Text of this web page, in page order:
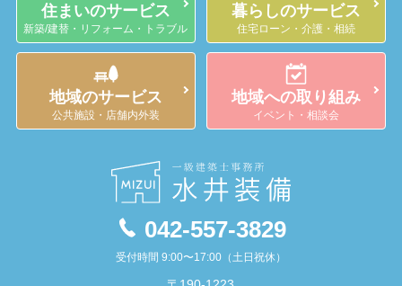
042-557-3829
受付時間 9:00〜17:00（土日祝休）
住まいのサービス
新築/建替・リフォーム・トラブル
暮らしのサービス
住宅ローン・介護・相続
地域のサービス
公共施設・店舗内外装
地域への取り組み
イベント・相談会